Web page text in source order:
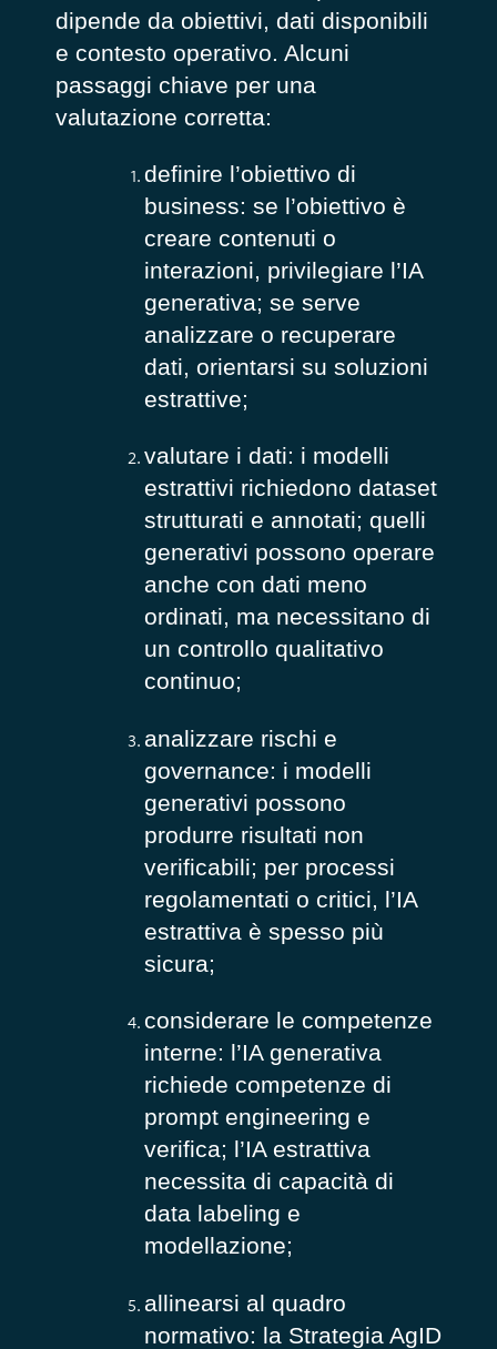
dipende da obiettivi, dati disponibili
e contesto operativo. Alcuni
passaggi chiave per una
valutazione corretta:
definire l’obiettivo di
business: se l’obiettivo è
creare contenuti o
interazioni, privilegiare l’IA
generativa; se serve
analizzare o recuperare
dati, orientarsi su soluzioni
estrattive;
valutare i dati: i modelli
estrattivi richiedono dataset
strutturati e annotati; quelli
generativi possono operare
anche con dati meno
ordinati, ma necessitano di
un controllo qualitativo
continuo;
analizzare rischi e
governance: i modelli
generativi possono
produrre risultati non
verificabili; per processi
regolamentati o critici, l’IA
estrattiva è spesso più
sicura;
considerare le competenze
interne: l’IA generativa
richiede competenze di
prompt engineering e
verifica; l’IA estrattiva
necessita di capacità di
data labeling e
modellazione;
allinearsi al quadro
normativo: la Strategia AgID